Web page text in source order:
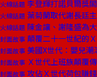
火線話題 李登輝打諾貝爾獎
火線話題 葉菊蘭取代謝長廷
火線話題 陳金讓、謝隆盛為
封面故事 顛覆二十一世紀的
封面故事 美國X世代：嬰兒潮
封面故事 Ｘ世代上班族顛覆
封面故事 攻佔Ｘ世代荷包賺